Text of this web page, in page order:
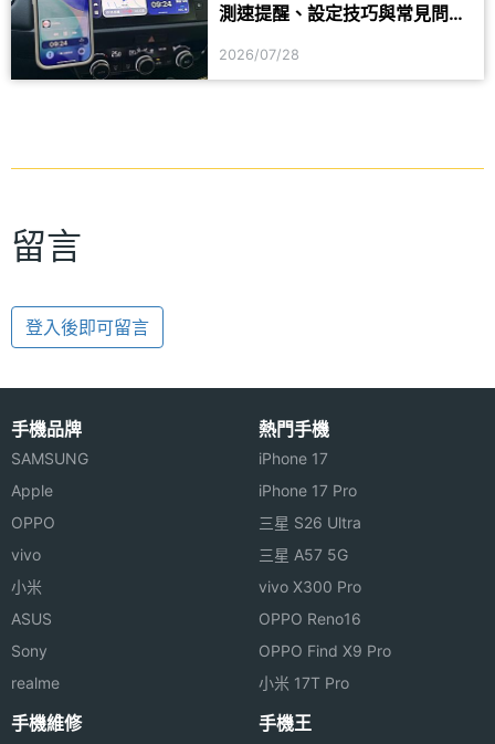
測速提醒、設定技巧與常見問題
2026/07/28
留言
登入後即可留言
手機品牌
SAMSUNG
Apple
OPPO
vivo
小米
ASUS
Sony
realme
熱門手機
iPhone 17
iPhone 17 Pro
三星 S26 Ultra
三星 A57 5G
vivo X300 Pro
OPPO Reno16
OPPO Find X9 Pro
小米 17T Pro
手機維修 手機王